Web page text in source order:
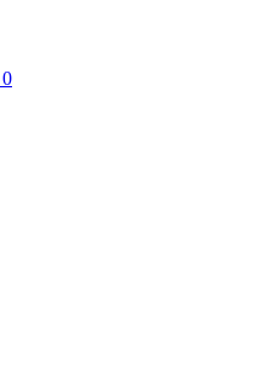
0